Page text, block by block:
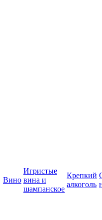
Вино
Игристые
вина и
шампанское
Крепкий
алкоголь